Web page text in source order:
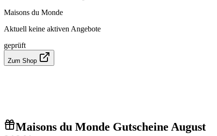
Maisons du Monde
Aktuell keine aktiven Angebote
geprüft
Zum Shop
Maisons du Monde Gutscheine August